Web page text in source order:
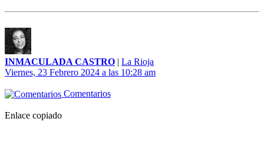
INMACULADA CASTRO | La Rioja
Viernes, 23 Febrero 2024 a las 10:28 am
Comentarios
Enlace copiado